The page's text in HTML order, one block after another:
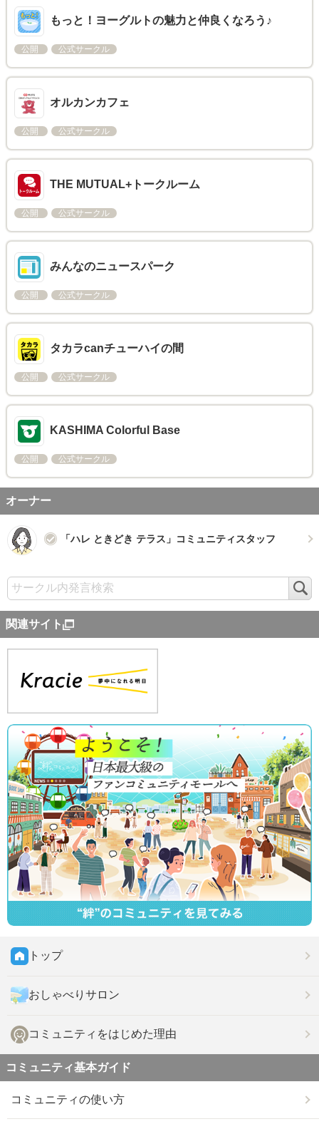
もっと！ヨーグルトの魅力と仲良くなろう♪
公開 公式サークル
オルカンカフェ
公開 公式サークル
THE MUTUAL+トークルーム
公開 公式サークル
みんなのニュースパーク
公開 公式サークル
タカラcanチューハイの間
公開 公式サークル
KASHIMA Colorful Base
公開 公式サークル
オーナー
「ハレ ときどき テラス」コミュニティスタッフ
索
関連サイト
トップ
おしゃべりサロン
コミュニティをはじめた理由
コミュニティ基本ガイド
コミュニティの使い方